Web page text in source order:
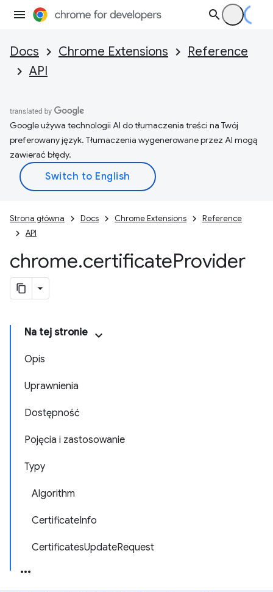
Docs Chrome Extensions
Reference
API
Google używa technologii AI do tłumaczenia treści na Twój
preferowany język. Tłumaczenia wygenerowane przez AI mogą
zawierać błędy.
Strona główna Docs Chrome Extensions
Reference
API
chrome.certificateProvider
Na tej stronie
Opis
Uprawnienia
Dostępność
Pojęcia i zastosowanie
Typy
Algorithm
CertificateInfo
CertificatesUpdateRequest